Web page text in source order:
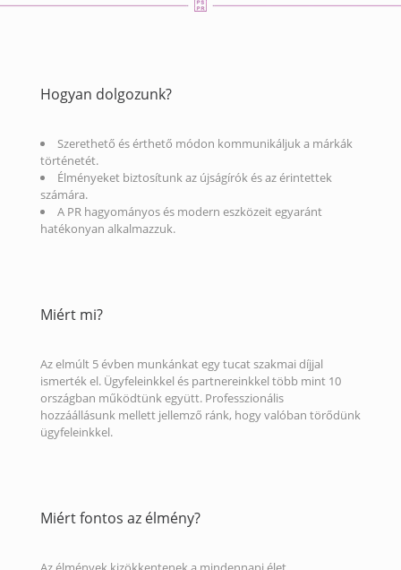
Hogyan dolgozunk?
Szerethető és érthető módon kommunikáljuk a márkák
történetét.
Élményeket biztosítunk az újságírók és az érintettek
számára.
A PR hagyományos és modern eszközeit egyaránt
hatékonyan alkalmazzuk.
Miért mi?
Az elmúlt 5 évben munkánkat egy tucat szakmai díjjal
ismerték el. Ügyfeleinkkel és partnereinkkel több mint 10
országban működtünk együtt. Professzionális
hozzáállásunk mellett jellemző ránk, hogy valóban törődünk
ügyfeleinkkel.
Miért fontos az élmény?